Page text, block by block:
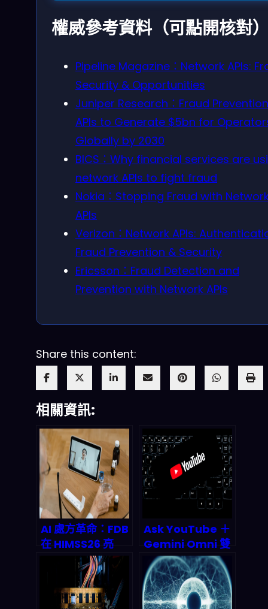
權威參考資料（可點開核對
Pipeline Magazine：Network APIs:
Security & Opportunities
Juniper Research：Fraud Prevention
APIs to Generate $5bn for
Globally by 2030
BICS：Why financial services are
network APIs to fight fraud
Nokia：Stopping Fraud with
APIs
Verizon：Network APIs:
Fraud Prevention & Security
Ericsson：Fraud Detection and
Prevention with Network APIs
Share this content:
相關資訊:
AI 處方革命：FDB
在 HIMSS26 亮
相，臨床決策支持
系統將如何重塑
2027 年醫療生態
Ask YouTube ＋
Gemini Omni 雙
殺登場：對話式 AI
搜片與 Shorts 自
動產稿如何改寫
2026 影音經濟規